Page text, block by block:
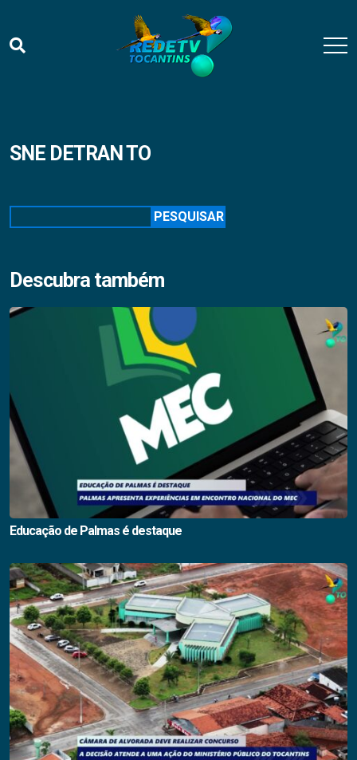
SNE DETRAN TO
PESQUISAR
Descubra também
Educação de Palmas é destaque